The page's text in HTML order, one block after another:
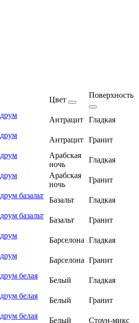
Цвет
Поверхность
Антрацит
Гладкая
Антрацит
Гранит
Арабская
ночь
Гладкая
Арабская
ночь
Гранит
базальт
Базальт
Гладкая
базальт
Базальт
Гранит
Барселона Гладкая
Барселона Гранит
белая
Белый
Гладкая
белая
Белый
Гранит
белая
Белый
Стоун-микс